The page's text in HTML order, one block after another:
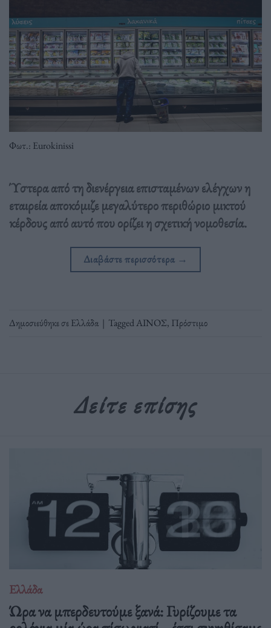
Φωτ.: Eurokinissi
Ύστερα από τη διενέργεια επισταμένων ελέγχων η
εταιρεία αποκόμιζε μεγαλύτερο περιθώριο μικτού
κέρδους από αυτό που ορίζει η σχετική νομοθεσία.
Διαβάστε περισσότερα →
Δημοσιεύθηκε σεΕλλάδα | TaggedΑΙΝΟΣ, Πρόστιμο
Δείτε επίσης
Ελλάδα
Ώρα να μπερδευτούμε ξανά: Γυρίζουμε τα